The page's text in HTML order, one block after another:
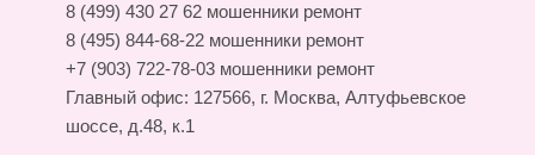
8 (499) 430 27 62 мошенники ремонт
8 (495) 844-68-22 мошенники ремонт
+7 (903) 722-78-03 мошенники ремонт
Главный офис: 127566, г. Москва, Алтуфьевское
шоссе, д.48, к.1